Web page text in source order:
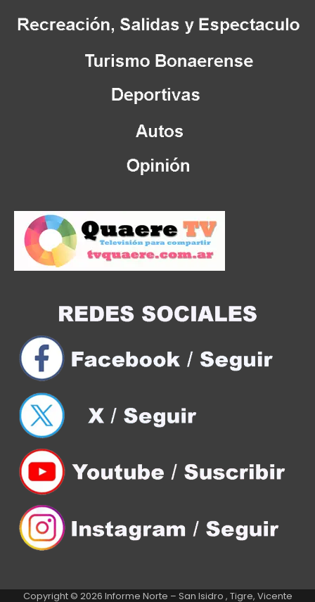
Copyright © 2026 Informe Norte – San Isidro , Tigre, Vicente